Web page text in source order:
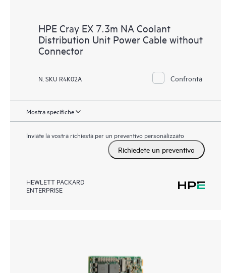
HPE Cray EX 7.3m NA Coolant
Distribution Unit Power Cable without
Connector
N. SKU R4K02A Confronta
Mostra specifiche
Inviate la vostra richiesta per un preventivo personalizzato
Richiedete un preventivo
HEWLETT PACKARD
ENTERPRISE